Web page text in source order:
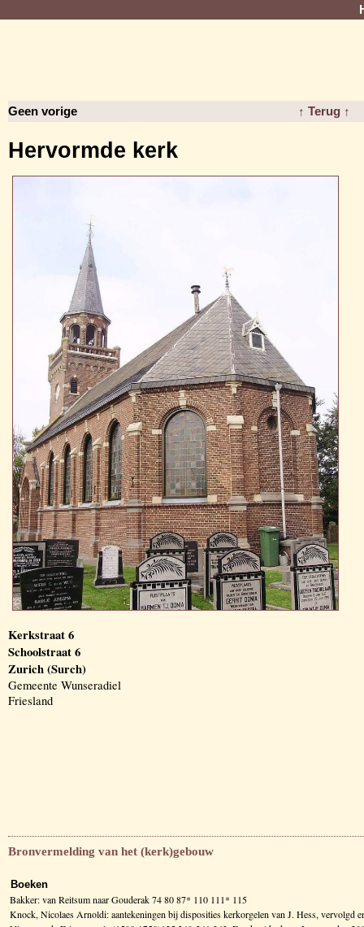
Geen vorige ↑ Terug ↑
Hervormde kerk
Kerkstraat 6
Schoolstraat 6
Zurich (Surch)
Gemeente Wunseradiel
Friesland
Bronvermelding van het (kerk)gebouw
Boeken
Bakker: van Reitsum naar Gouderak 74 80 87* 110 111* 115
Knock, Nicolaes Arnoldi: aantekeningen bij disposities kerkorgelen van J. Hess,